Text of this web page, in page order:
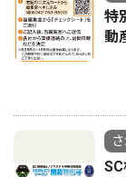
特
動